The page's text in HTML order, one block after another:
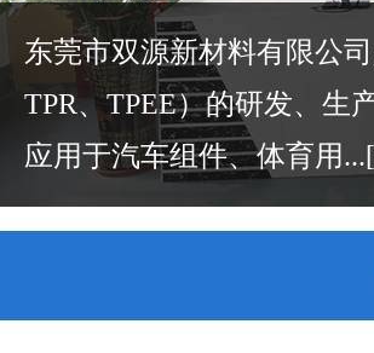
东莞市双源新材料有限公
TPR、TPEE）的研发、生
应用于汽车组件、体育用...